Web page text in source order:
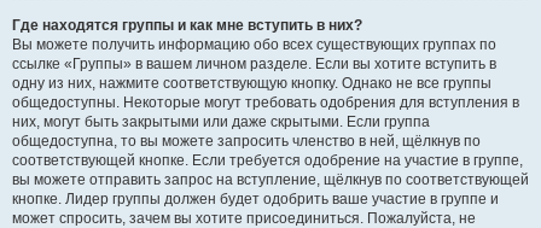
Где находятся группы и как мне вступить в них?
Вы можете получить информацию обо всех существующих группах по
ссылке «Группы» в вашем личном разделе. Если вы хотите вступить в
одну из них, нажмите соответствующую кнопку. Однако не все группы
общедоступны. Некоторые могут требовать одобрения для вступления в
них, могут быть закрытыми или даже скрытыми. Если группа
общедоступна, то вы можете запросить членство в ней, щёлкнув по
соответствующей кнопке. Если требуется одобрение на участие в группе,
вы можете отправить запрос на вступление, щёлкнув по соответствующей
кнопке. Лидер группы должен будет одобрить ваше участие в группе и
может спросить, зачем вы хотите присоединиться. Пожалуйста, не